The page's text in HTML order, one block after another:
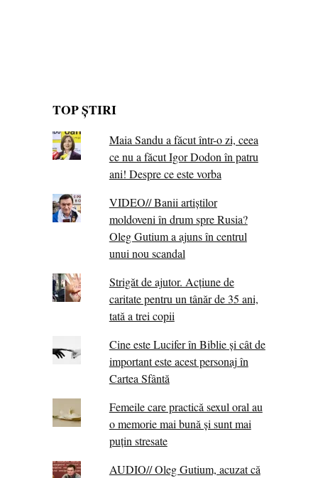
TOP ȘTIRI
Maia Sandu a făcut într-o zi, ceea
ce nu a făcut Igor Dodon în patru
ani! Despre ce este vorba
VIDEO// Banii artiștilor
moldoveni în drum spre Rusia?
Oleg Gutium a ajuns în centrul
unui nou scandal
Strigăt de ajutor. Acțiune de
caritate pentru un tânăr de 35 ani,
tată a trei copii
Cine este Lucifer în Biblie și cât de
important este acest personaj în
Cartea Sfântă
Femeile care practică sexul oral au
o memorie mai bună și sunt mai
puțin stresate
AUDIO// Oleg Gutium, acuzat că